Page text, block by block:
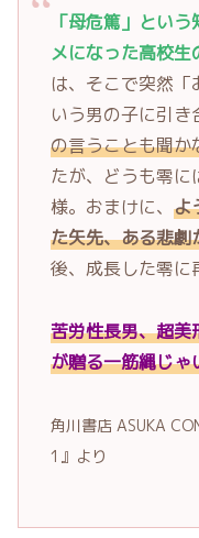
「母危篤」とい
メになった高校生
は、そこで突然「
いう男の子に引き
の言うことも聞か
たが、どうも零
様。おまけに、 よ
た矢先、ある悲劇
後、成長した零
苦労性長男、超美
が贈る一筋縄じゃ
角川書店 ASUKA
1』より